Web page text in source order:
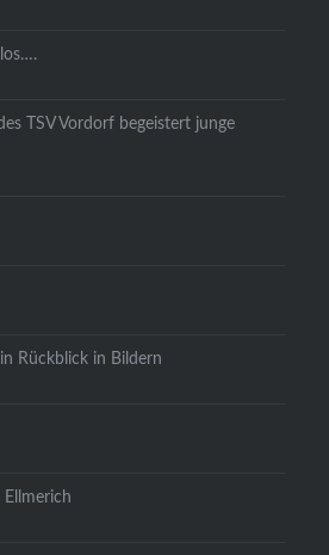
TSV Vordorf begeistert junge
Rückblick in Bildern